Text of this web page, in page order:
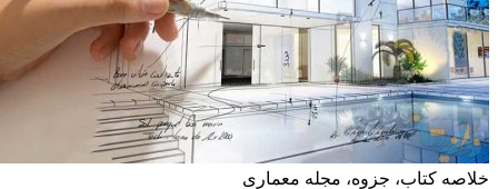
کتاب، جزوه، مجله معماری